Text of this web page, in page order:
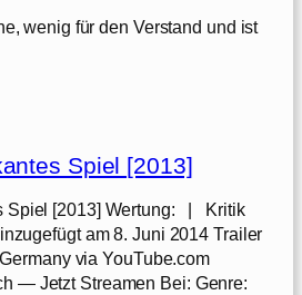
wenig für den Verstand und ist
Spiel [2013]
Spiel [2013] Wertung: | Kritik
am 8. Juni 2014 Trailer
via YouTube.com
— Jetzt Streamen Bei: Genre: